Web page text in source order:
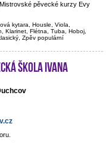
pěvecké kurzy Evy
kytara, Housle, Viola,
Klarinet, Flétna, Tuba, Hoboj,
Zpěv populární
škola Ivana